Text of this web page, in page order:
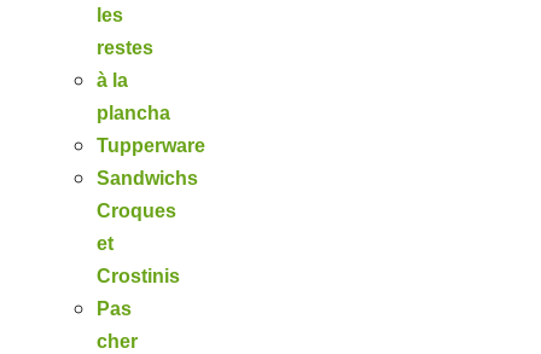
les
restes
à la
plancha
Tupperware
Sandwichs
Croques
et
Crostinis
Pas
cher